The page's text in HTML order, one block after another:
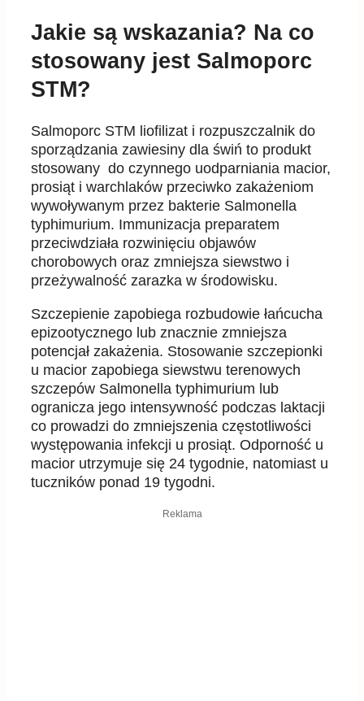
Jakie są wskazania? Na co
stosowany jest Salmoporc
STM?
Salmoporc STM liofilizat i rozpuszczalnik do
sporządzania zawiesiny dla świń to produkt
stosowany do czynnego uodparniania macior,
prosiąt i warchlaków przeciwko zakażeniom
wywoływanym przez bakterie Salmonella
typhimurium. Immunizacja preparatem
przeciwdziała rozwinięciu objawów
chorobowych oraz zmniejsza siewstwo i
przeżywalność zarazka w środowisku.
Szczepienie zapobiega rozbudowie łańcucha
epizootycznego lub znacznie zmniejsza
potencjał zakażenia. Stosowanie szczepionki
u macior zapobiega siewstwu terenowych
szczepów Salmonella typhimurium lub
ogranicza jego intensywność podczas laktacji
co prowadzi do zmniejszenia częstotliwości
występowania infekcji u prosiąt. Odporność u
macior utrzymuje się 24 tygodnie, natomiast u
tuczników ponad 19 tygodni.
Reklama